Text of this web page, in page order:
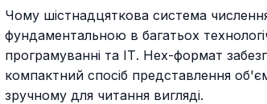
Чому шістнадцяткова система
фундаментальною в багатьох
програмуванні та ІТ. Hex-формат
компактний спосіб представлення
зручному для читання вигляді.